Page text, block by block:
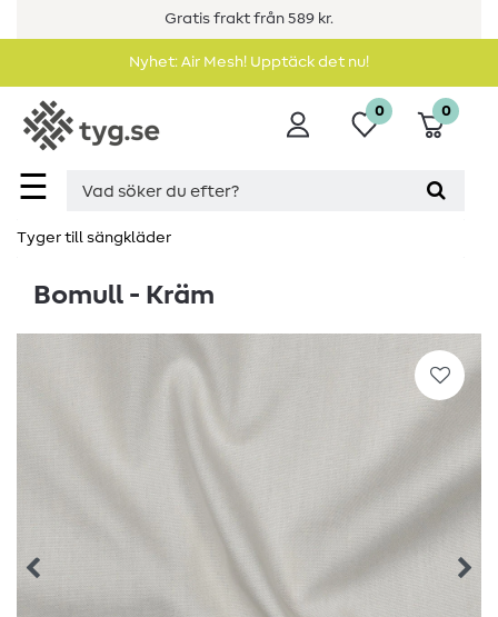
Gratis frakt från 589 kr.
Nyhet: Air Mesh! Upptäck det nu!
☰
0 0
Tyger till sängkläder
Bomull - Kräm